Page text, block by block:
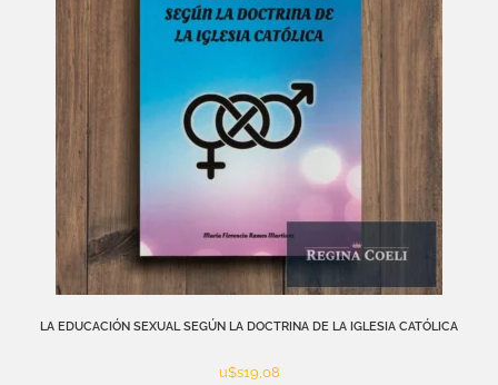
LA EDUCACIÓN SEXUAL SEGÚN LA DOCTRINA DE LA IGLESIA CATÓLICA
u$s19,08